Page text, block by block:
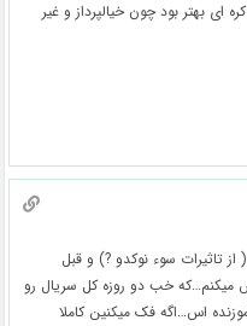
ای بهتر بود چون خیالپرداز و غیر
تاثیرات سوء نوکدو ?) و قبل
خب دو روزه کل سریال رو
اس…اگه فک میکنین کاملا